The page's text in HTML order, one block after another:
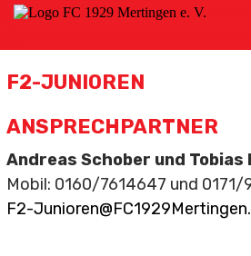
Verein
Ämter
Mitgliedschaft
F2-JUNIOREN
ANSPRECHPARTNER
Andreas Schober und Tobias
Mobil: ‭0160/7614647 und
F2-